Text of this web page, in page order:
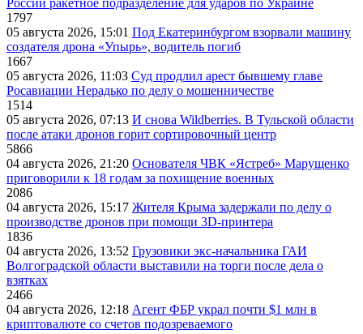
России ракетное подразделение для ударов по Украине
1797
05 августа 2026, 15:01 Под Екатеринбургом взорвали машину
создателя дрона «Упырь», водитель погиб
1667
05 августа 2026, 11:03 Суд продлил арест бывшему главе
Росавиации Нерадько по делу о мошенничестве
1514
05 августа 2026, 07:13 И снова Wildberries. В Тульской области
после атаки дронов горит сортировочный центр
5866
04 августа 2026, 21:20 Основателя ЧВК «Ястреб» Марущенко
приговорили к 18 годам за похищение военных
2086
04 августа 2026, 15:17 Жителя Крыма задержали по делу о
производстве дронов при помощи 3D‑принтера
1836
04 августа 2026, 13:52 Грузовики экс-начальника ГАИ
Волгоградской области выставили на торги после дела о
взятках
2466
04 августа 2026, 12:18 Агент ФБР украл почти $1 млн в
криптовалюте со счетов подозреваемого